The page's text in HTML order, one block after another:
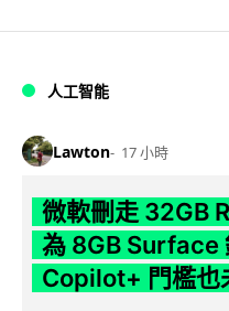
人工智能
Lawton 17 小時
微軟刪走 32GB
為 8GB Surface
Copilot+ 門檻也